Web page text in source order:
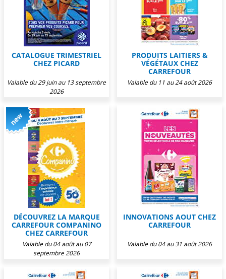
CATALOGUE TRIMESTRIEL
CHEZ PICARD
Valable du 29 juin au 13 septembre
2026
PRODUITS LAITIERS &
VÉGÉTAUX CHEZ
CARREFOUR
Valable du 11 au 24 août 2026
DÉCOUVREZ LA MARQUE
CARREFOUR COMPANINO
CHEZ CARREFOUR
Valable du 04 août au 07
septembre 2026
INNOVATIONS AOUT CHEZ
CARREFOUR
Valable du 04 au 31 août 2026